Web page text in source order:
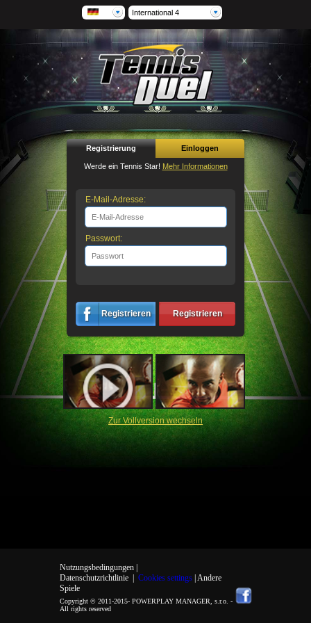
International 4
Registrierung Einloggen
Werde ein Tennis Star! Mehr Informationen
E-Mail-Adresse:
Passwort:
Registrieren Registrieren
Zur Vollversion wechseln
Nutzungsbedingungen |
Datenschutzrichtlinie| Cookies settings | Andere
Spiele
Copyright © 2011-2015- POWERPLAY MANAGER, s.r.o. -
All rights reserved